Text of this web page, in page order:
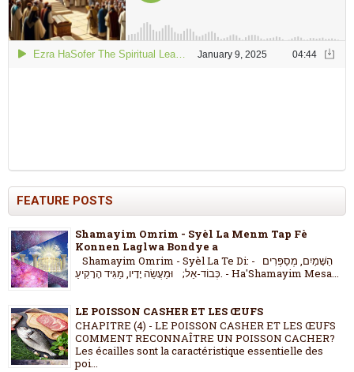
FEATURE POSTS
Shamayim Omrim - Syèl La Menm Tap Fè
Konnen Laglwa Bondye a
Shamayim Omrim - Syèl La Te Di: - הַשָּׁמַיִם, מְסַפְּרִים
כְּבוֹד-אֵל; וּמַעֲשֵׂה יָדָיו, מַגִּיד הָרָקִיעַ. - Ha'Shamayim Mesa...
LE POISSON CASHER ET LES ŒUFS
CHAPITRE (4) - LE POISSON CASHER ET LES ŒUFS
COMMENT RECONNAÎTRE UN POISSON CACHER?
Les écailles sont la caractéristique essentielle des
poi...